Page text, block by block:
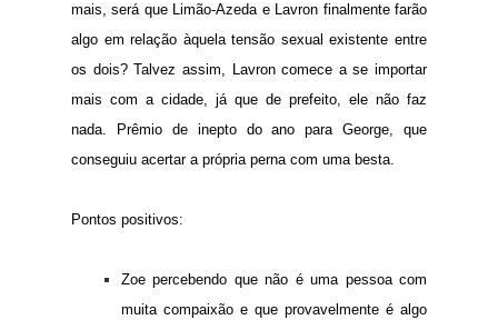
mais, será que Limão-Azeda e Lavron finalmente farão
algo em relação àquela tensão sexual existente entre
os dois? Talvez assim, Lavron comece a se importar
mais com a cidade, já que de prefeito, ele não faz
nada. Prêmio de inepto do ano para George, que
conseguiu acertar a própria perna com uma besta.
Pontos positivos:
Zoe percebendo que não é uma pessoa com
muita compaixão e que provavelmente é algo